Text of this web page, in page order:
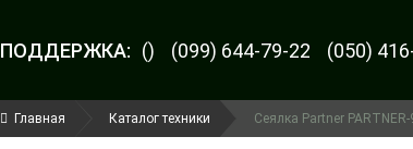
ПОДДЕРЖКА: () (099) 644-79-22 (050)
Главная Каталог техники Сеялка Partner PARTNER-